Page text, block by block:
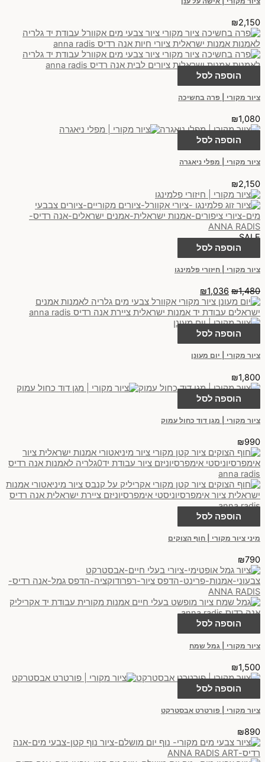
₪2,150
הוספה לסל
ציור מקורי | פרה בחשיכה
₪1,080
הוספה לסל
ציור מקורי | מפלי ניאגרה
₪2,150
SALE
הוספה לסל
ציור מקורי | חיזורי פלמינגו
₪1,480
₪1,036
הוספה לסל
ציור מקורי | יום מעונן
₪1,800
הוספה לסל
ציור מקורי | מגן דוד כחול עמוק
₪990
הוספה לסל
מיני ציור מקורי | חוף הצוקים
₪790
הוספה לסל
ציור מקורי | גמל שמח
₪1,500
הוספה לסל
ציור מקורי | פורטרט אבסטרקט
₪890